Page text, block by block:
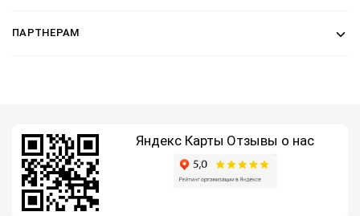
ПАРТНЕРАМ
Яндекс Карты Отзывы о нас